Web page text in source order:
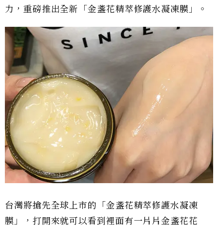
力，重磅推出全新「金盞花精萃修護水凝凍膜」。
台灣將搶先全球上市的「金盞花精萃修護水凝凍
膜」，打開來就可以看到裡面有一片片金盞花花